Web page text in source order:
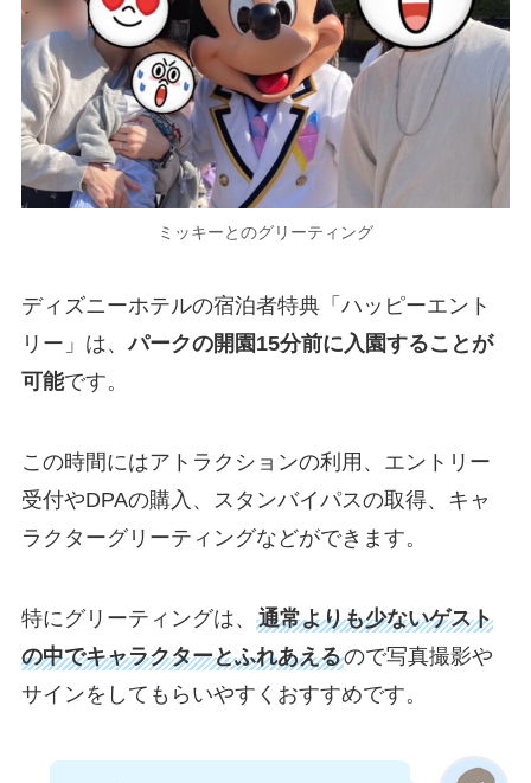
ミッキーとのグリーティング
ディズニーホテルの宿泊者特典「ハッピーエント
リー」は、パークの開園15分前に入園することが
可能です。
この時間にはアトラクションの利用、エントリー
受付やDPAの購入、スタンバイパスの取得、キャ
ラクターグリーティングなどができます。
特にグリーティングは、 通常よりも少ないゲスト
の中でキャラクターとふれあえるので写真撮影や
サインをしてもらいやすくおすすめです。